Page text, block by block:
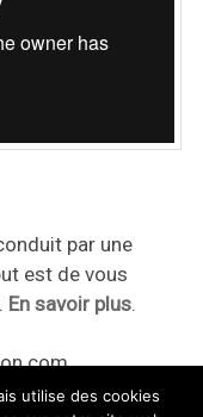
par une
est de vous
En savoir plus.
utilise des cookies